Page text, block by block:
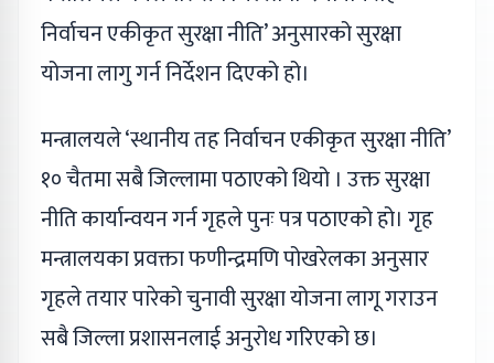
निर्वाचन एकीकृत सुरक्षा नीति’ अनुसारको सुरक्षा
योजना लागु गर्न निर्देशन दिएको हो।
मन्त्रालयले ‘स्थानीय तह निर्वाचन एकीकृत सुरक्षा नीति’
१० चैतमा सबै जिल्लामा पठाएको थियो । उक्त सुरक्षा
नीति कार्यान्वयन गर्न गृहले पुनः पत्र पठाएको हो। गृह
मन्त्रालयका प्रवक्ता फणीन्द्रमणि पोखरेलका अनुसार
गृहले तयार पारेको चुनावी सुरक्षा योजना लागू गराउन
सबै जिल्ला प्रशासनलाई अनुरोध गरिएको छ।